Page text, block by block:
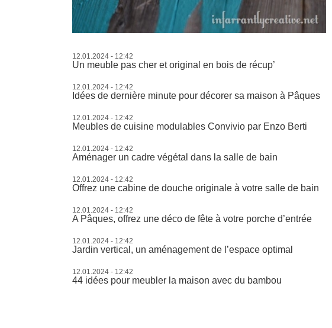
12.01.2024 - 12:42
Un meuble pas cher et original en bois de récup’
12.01.2024 - 12:42
Idées de dernière minute pour décorer sa maison à Pâques
12.01.2024 - 12:42
Meubles de cuisine modulables Convivio par Enzo Berti
12.01.2024 - 12:42
Aménager un cadre végétal dans la salle de bain
12.01.2024 - 12:42
Offrez une cabine de douche originale à votre salle de bain
12.01.2024 - 12:42
A Pâques, offrez une déco de fête à votre porche d’entrée
12.01.2024 - 12:42
Jardin vertical, un aménagement de l’espace optimal
12.01.2024 - 12:42
44 idées pour meubler la maison avec du bambou